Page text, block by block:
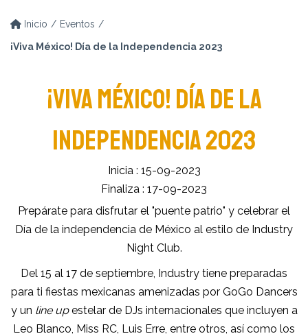
Inicio Eventos
¡Viva México! Día de la Independencia 2023
¡VIVA MÉXICO! DÍA DE LA
INDEPENDENCIA 2023
Inicia : 15-09-2023
Finaliza : 17-09-2023
Prepárate para disfrutar el "puente patrio" y celebrar el
Día de la independencia de México al estilo de Industry
Night Club.
Del 15 al 17 de septiembre, Industry tiene preparadas
para ti fiestas mexicanas amenizadas por GoGo Dancers
y un line upestelar de DJs internacionales que incluyen a
Leo Blanco, Miss RC, Luis Erre, entre otros, así como los